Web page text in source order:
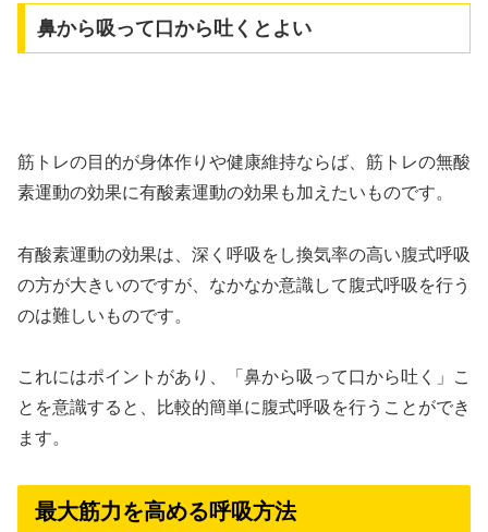
鼻から吸って口から吐くとよい
筋トレの目的が身体作りや健康維持ならば、筋トレの無酸
素運動の効果に有酸素運動の効果も加えたいものです。
有酸素運動の効果は、深く呼吸をし換気率の高い腹式呼吸
の方が大きいのですが、なかなか意識して腹式呼吸を行う
のは難しいものです。
これにはポイントがあり、「鼻から吸って口から吐く」こ
とを意識すると、比較的簡単に腹式呼吸を行うことができ
ます。
最大筋力を高める呼吸方法